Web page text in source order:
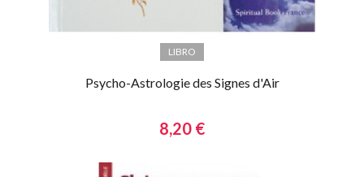
LIBRO
Psycho-Astrologie des Signes d'Air
8,20 €